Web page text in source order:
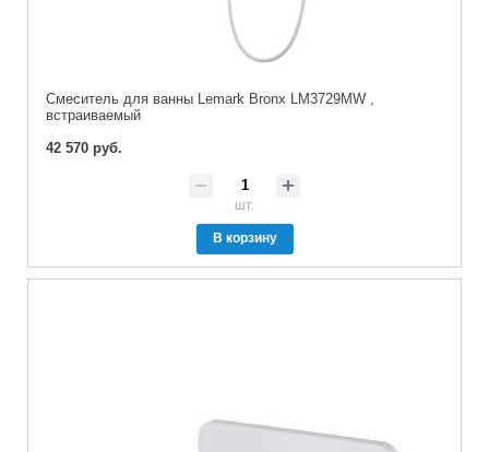
Смеситель для ванны Lemark Bronx LM3729MW ,
встраиваемый
42 570 руб.
шт.
В корзину